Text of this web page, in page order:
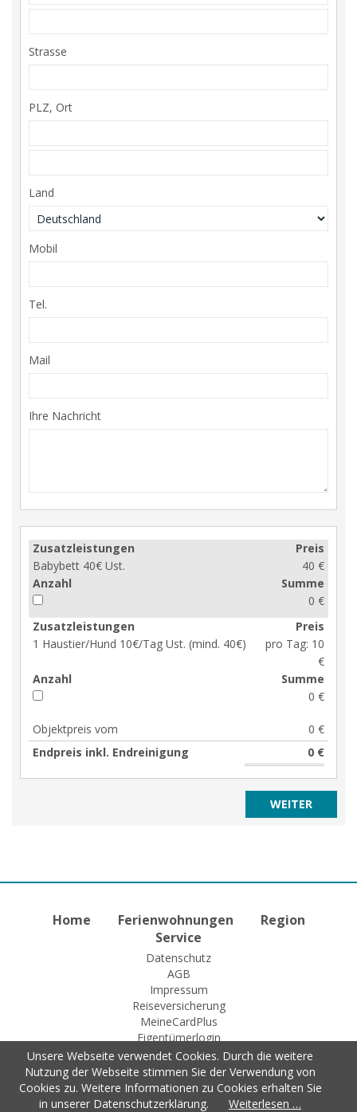
Strasse
PLZ, Ort
Land
Mobil
Tel.
Mail
Ihre Nachricht
Zusatzleistungen
Babybett 40€ Ust.
Preis
40 €
Anzahl
Summe
0 €
Zusatzleistungen
1 Haustier/Hund 10€/Tag Ust. (mind. 40€)
Preis
pro Tag: 10
€
Anzahl
Summe
0 €
Objektpreis vom
0 €
Endpreis inkl. Endreinigung
0 €
Home Ferienwohnungen
Region
Service
Datenschutz
AGB
Impressum
Reiseversicherung
MeineCardPlus
Eigentümerlogin
© 2015 Fewo-Zentrale Willingen
Unsere Webseite verwendet Cookies. Durch die weitere
Nutzung der Webseite stimmen Sie der Verwendung von
Cookies zu. Weitere Informationen zu Cookies erhalten Sie
in unserer Datenschutzerklärung.
Weiterlesen …